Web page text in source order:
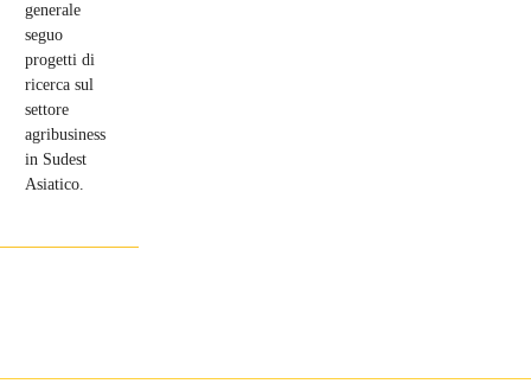
generale
seguo
progetti di
ricerca sul
settore
agribusiness
in Sudest
Asiatico.